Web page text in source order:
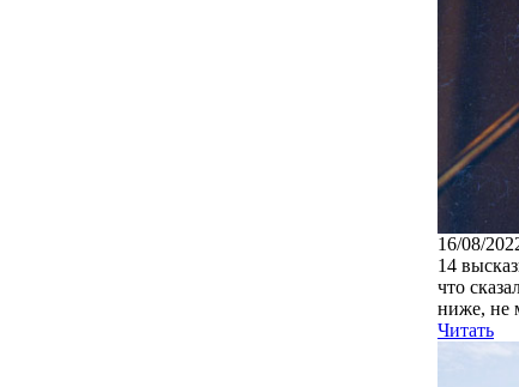
16/08/
14
что
ниже, не
Читать